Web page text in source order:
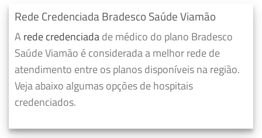
Rede Credenciada Bradesco Saúde Viamão
A rede credenciadade médico do plano Bradesco
Saúde Viamão é considerada a melhor rede de
atendimento entre os planos disponíveis na região.
Veja abaixo algumas opções de hospitais
credenciados.